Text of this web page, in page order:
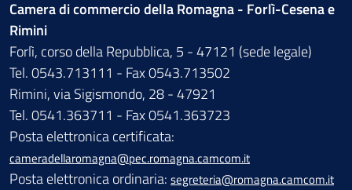
Camera di commercio della Romagna - Forlì-Cesena e
Rimini
Forlì, corso della Repubblica, 5 - 47121 (sede legale)
Tel. 0543.713111 - Fax 0543.713502
Rimini, via Sigismondo, 28 - 47921
Tel. 0541.363711 - Fax 0541.363723
Posta elettronica certificata:
cameradellaromagna@pec.romagna.camcom.it
Posta elettronica ordinaria: segreteria@romagna.camcom.it